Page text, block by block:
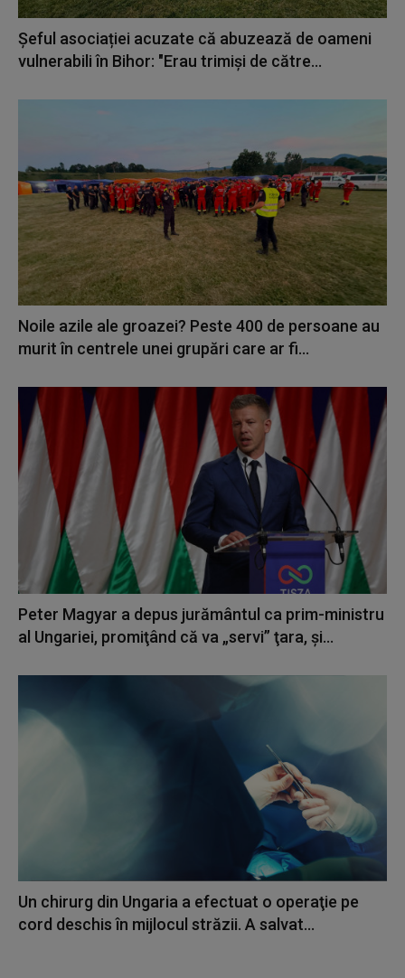
Șeful asociației acuzate că abuzează de oameni
vulnerabili în Bihor: "Erau trimiși de către...
Noile azile ale groazei? Peste 400 de persoane au
murit în centrele unei grupări care ar fi...
Peter Magyar a depus jurământul ca prim-ministru
al Ungariei, promiţând că va „servi” ţara, şi...
Un chirurg din Ungaria a efectuat o operaţie pe
cord deschis în mijlocul străzii. A salvat...